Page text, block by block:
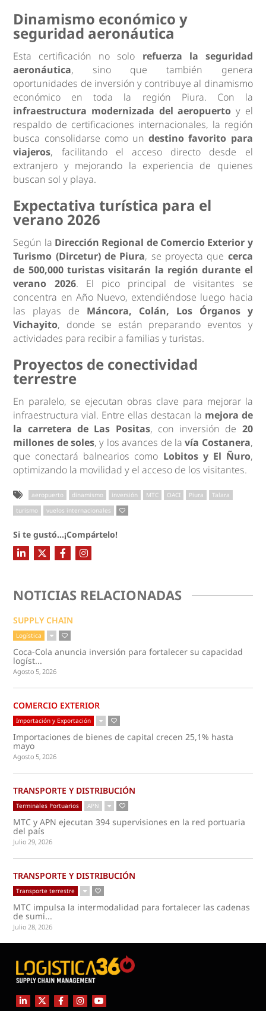
Dinamismo económico y
seguridad aeronáutica
Esta certificación no solo refuerza la seguridad
aeronáutica, sino que también genera
oportunidades de inversión y contribuye al dinamismo
económico en toda la región Piura. Con la
infraestructura modernizada del aeropuerto y el
respaldo de certificaciones internacionales, la región
busca consolidarse como undestino favorito para
viajeros, facilitando el acceso directo desde el
extranjero y mejorando la experiencia de quienes
buscan sol y playa.
Expectativa turística para el
verano 2026
Según la Dirección Regional de Comercio Exterior y
Turismo (Dircetur) de Piura, se proyecta que cerca
de 500,000 turistas visitarán la región durante el
verano 2026. El pico principal de visitantes se
concentra en Año Nuevo, extendiéndose luego hacia
las playas de Máncora, Colán, Los Órganos y
Vichayito, donde se están preparando eventos y
actividades para recibir a familias y turistas.
Proyectos de conectividad
terrestre
En paralelo, se ejecutan obras clave para mejorar la
infraestructura vial. Entre ellas destacan la mejora de
la carretera de Las Positas, con inversión de 20
millones de soles, y los avances de lavía Costanera,
que conectará balnearios como Lobitos y El Ñuro,
optimizando la movilidad y el acceso de los visitantes.
aeropuerto dinamismo inversión MTC OACI Piura
Talara
turismo
vuelos internacionales
Si te gustó...¡Compártelo!
NOTICIAS RELACIONADAS
SUPPLY CHAIN
Logística
Coca-Cola anuncia inversión para fortalecer su capacidad
logíst...
Agosto 5, 2026
COMERCIO EXTERIOR
Importación y Exportación
Importaciones de bienes de capital crecen 25,1% hasta
mayo
Agosto 5, 2026
TRANSPORTE Y DISTRIBUCIÓN
Terminales Portuarios APN
MTC y APN ejecutan 394 supervisiones en la red portuaria
del país
Julio 29, 2026
TRANSPORTE Y DISTRIBUCIÓN
Transporte terrestre
MTC impulsa la intermodalidad para fortalecer las cadenas
de sumi...
Julio 28, 2026